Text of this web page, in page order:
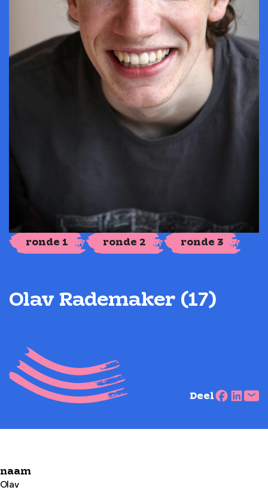
ronde 1 ronde 2 ronde 3
Olav Rademaker (17)
Deel
naam
Olav